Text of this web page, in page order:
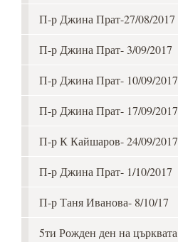
П-р Джина Прат-27/08/2017
П-р Джина Прат- 3/09/2017
П-р Джина Прат- 10/09/2017
П-р Джина Прат- 17/09/2017
П-р К Кайшаров- 24/09/2017
П-р Джина Прат- 1/10/2017
П-р Таня Иванова- 8/10/17
5ти Рожден ден на църквата